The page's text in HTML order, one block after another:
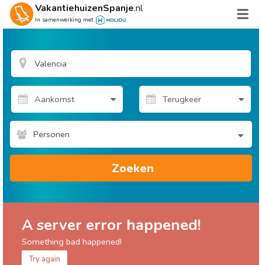
VakantiehuizenSpanje.nl
In samenwerking met
Personen
Zoeken
A server error happened!
Something bad happened!
Try again